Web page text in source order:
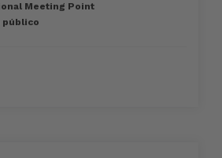
Meeting Point
público